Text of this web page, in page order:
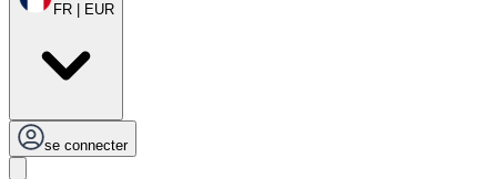
FR | EUR
se connecter